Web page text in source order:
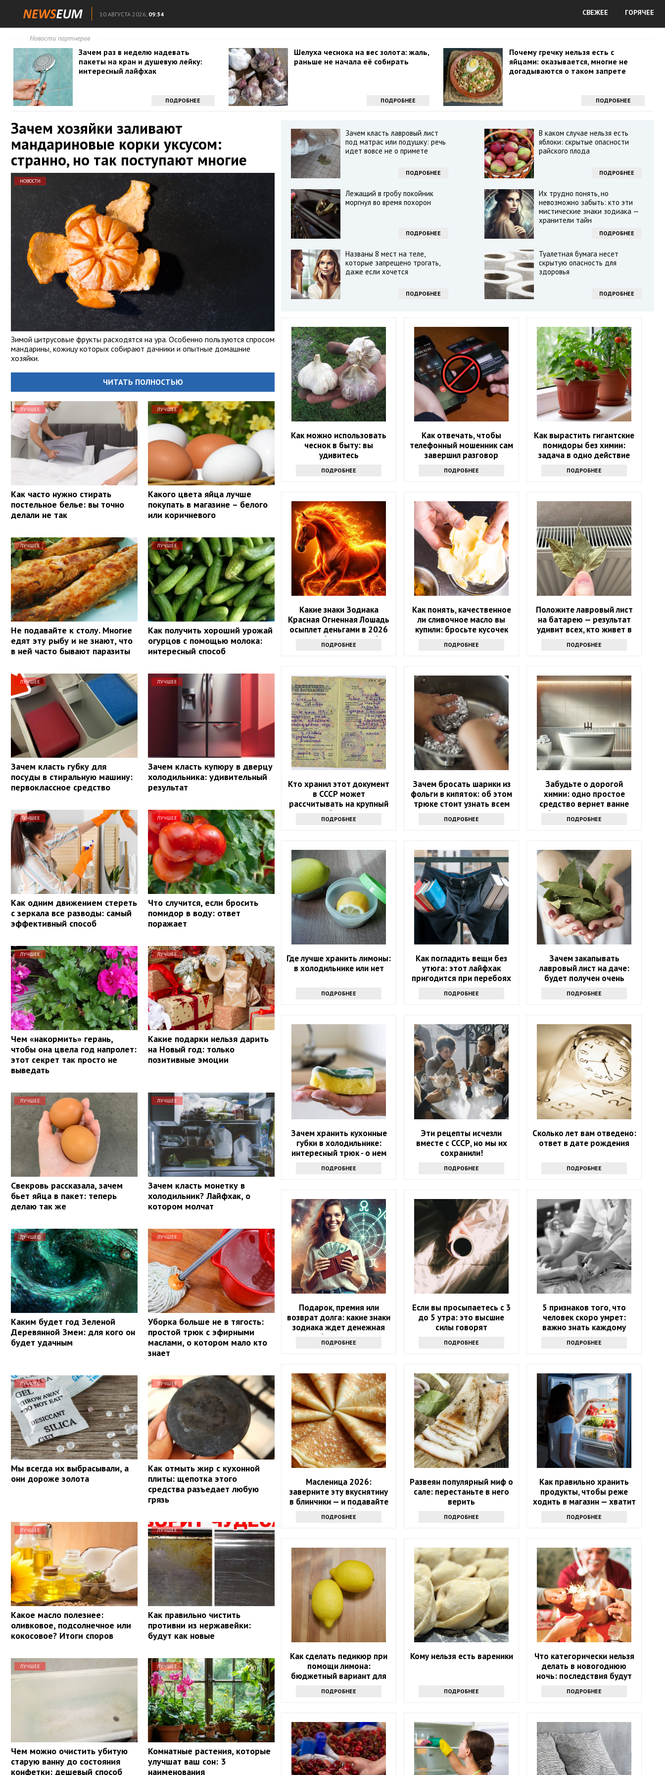
10 АВГУСТА 2026, 09:34 СВЕЖЕЕ ГОРЯЧЕЕ
Новости партнеров
Зачем раз в неделю надевать
пакеты на кран и душевую лейку:
интересный лайфхак
ПОДРОБНЕЕ
Шелуха чеснока на вес золота: жаль,
раньше не начала её собирать
ПОДРОБНЕЕ
Почему гречку нельзя есть с
яйцами: оказывается, многие не
догадываются о таком запрете
ПОДРОБНЕЕ
Зачем хозяйки заливают
мандариновые корки уксусом:
странно, но так поступают многие
НОВОСТИ
Зимой цитрусовые фрукты расходятся на ура. Особенно пользуются спросом
мандарины, кожицу которых собирают дачники и опытные домашние
хозяйки.
ЧИТАТЬ ПОЛНОСТЬЮ
ЛУЧШЕЕ
Как часто нужно стирать
постельное белье: вы точно
делали не так
ЛУЧШЕЕ
Какого цвета яйца лучше
покупать в магазине – белого
или коричневого
ЛУЧШЕЕ
Не подавайте к столу. Многие
едят эту рыбу и не знают, что
в ней часто бывают паразиты
ЛУЧШЕЕ
Как получить хороший урожай
огурцов с помощью молока:
интересный способ
ЛУЧШЕЕ
Зачем класть губку для
посуды в стиральную машину:
первоклассное средство
ЛУЧШЕЕ
Зачем класть купюру в дверцу
холодильника: удивительный
результат
ЛУЧШЕЕ
Как одним движением стереть
с зеркала все разводы: самый
эффективный способ
ЛУЧШЕЕ
Что случится, если бросить
помидор в воду: ответ
поражает
ЛУЧШЕЕ
Чем «накормить» герань,
чтобы она цвела год напролет:
этот секрет так просто не
выведать
ЛУЧШЕЕ
Какие подарки нельзя дарить
на Новый год: только
позитивные эмоции
ЛУЧШЕЕ
Свекровь рассказала, зачем
бьет яйца в пакет: теперь
делаю так же
ЛУЧШЕЕ
Зачем класть монетку в
холодильник? Лайфхак, о
котором молчат
ЛУЧШЕЕ
Каким будет год Зеленой
Деревянной Змеи: для кого он
будет удачным
ЛУЧШЕЕ
Уборка больше не в тягость:
простой трюк с эфирными
маслами, о котором мало кто
знает
ЛУЧШЕЕ
Мы всегда их выбрасывали, а
они дороже золота
ЛУЧШЕЕ
Как отмыть жир с кухонной
плиты: щепотка этого
средства разъедает любую
грязь
ЛУЧШЕЕ
Какое масло полезнее:
оливковое, подсолнечное или
кокосовое? Итоги споров
ЛУЧШЕЕ
Как правильно чистить
противни из нержавейки:
будут как новые
ЛУЧШЕЕ
Чем можно очистить убитую
старую ванну до состояния
конфетки: дешевый способ
ЛУЧШЕЕ
Комнатные растения, которые
улучшат ваш сон: 3
наименования
Зачем класть лавровый лист
под матрас или подушку: речь
идет вовсе не о примете
ПОДРОБНЕЕ
В каком случае нельзя есть
яблоки: скрытые опасности
райского плода
ПОДРОБНЕЕ
Лежащий в гробу покойник
моргнул во время похорон
ПОДРОБНЕЕ
Их трудно понять, но
невозможно забыть: кто эти
мистические знаки зодиака —
хранители тайн
ПОДРОБНЕЕ
Названы 8 мест на теле,
которые запрещено трогать,
даже если хочется
ПОДРОБНЕЕ
Туалетная бумага несет
скрытую опасность для
здоровья
ПОДРОБНЕЕ
Как можно использовать
чеснок в быту: вы
удивитесь
ПОДРОБНЕЕ
Как отвечать, чтобы
телефонный мошенник сам
завершил разговор
ПОДРОБНЕЕ
Как вырастить гигантские
помидоры без химии:
задача в одно действие
ПОДРОБНЕЕ
Какие знаки Зодиака
Красная Огненная Лошадь
осыплет деньгами в 2026
году: 4 баловня Судьбы
ПОДРОБНЕЕ
Как понять, качественное
ли сливочное масло вы
купили: бросьте кусочек
ПОДРОБНЕЕ
Положите лавровый лист
на батарею — результат
удивит всех, кто живет в
ПОДРОБНЕЕ
Кто хранил этот документ
в СССР может
рассчитывать на крупный
бонус
ПОДРОБНЕЕ
Зачем бросать шарики из
фольги в кипяток: об этом
трюке стоит узнать всем
хозяйкам
ПОДРОБНЕЕ
Забудьте о дорогой
химии: одно простое
средство вернет ванне
белизну за 10 минут
ПОДРОБНЕЕ
Где лучше хранить лимоны:
в холодильнике или нет
ПОДРОБНЕЕ
Как погладить вещи без
утюга: этот лайфхак
пригодится при перебоях
ПОДРОБНЕЕ
Зачем закапывать
лавровый лист на даче:
будет получен очень
интересный результат
ПОДРОБНЕЕ
Зачем хранить кухонные
губки в холодильнике:
интересный трюк - о нем
продвинутые хозяйки
ПОДРОБНЕЕ
Эти рецепты исчезли
вместе с СССР, но мы их
сохранили!
ПОДРОБНЕЕ
Сколько лет вам отведено:
ответ в дате рождения
ПОДРОБНЕЕ
Подарок, премия или
возврат долга: какие знаки
зодиака ждет денежная
удача в ближайшие 5 дней
ПОДРОБНЕЕ
Если вы просыпаетесь с 3
до 5 утра: это высшие
силы говорят
ПОДРОБНЕЕ
5 признаков того, что
человек скоро умрет:
важно знать каждому
ПОДРОБНЕЕ
Масленица 2026:
заверните эту вкуснятину
в блинчики — и подавайте
как главное блюдо
ПОДРОБНЕЕ
Развеян популярный миф о
сале: перестаньте в него
верить
ПОДРОБНЕЕ
Как правильно хранить
продукты, чтобы реже
ходить в магазин — хватит
ПОДРОБНЕЕ
Как сделать педикюр при
помощи лимона:
бюджетный вариант для
ПОДРОБНЕЕ
Кому нельзя есть вареники
ПОДРОБНЕЕ
Что категорически нельзя
делать в новогоднюю
ночь: последствия будут
на весь следующий год
ПОДРОБНЕЕ